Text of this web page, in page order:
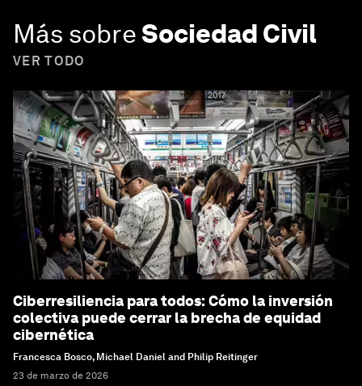
Más sobreSociedad Civil
VER TODO
Ciberresiliencia para todos: Cómo la inversión
colectiva puede cerrar la brecha de equidad
cibernética
Francesca Bosco, Michael Daniel and Philip Reitinger
23 de marzo de 2026